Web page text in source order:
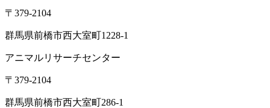
〒379-2104
群馬県前橋市西大室町1228-1
アニマルリサーチセンター
〒379-2104
群馬県前橋市西大室町286-1